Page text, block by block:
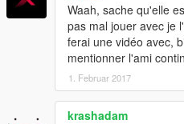
Waah, sache qu'elle
pas mal jouer avec je
ferai une vidéo avec,
mentionner l'ami
1. Februar 2017
krashadam